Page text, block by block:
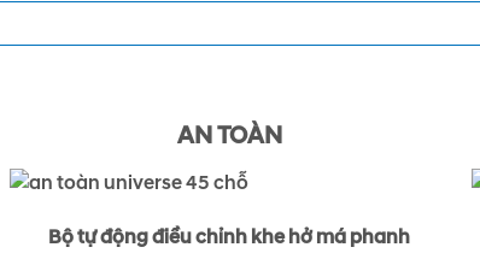
AN TOÀN
Bộ tự động điều chỉnh khe hở má phanh